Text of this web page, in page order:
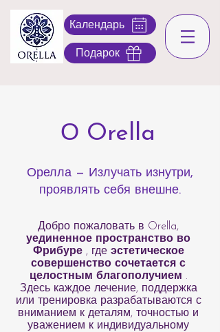
Календарь
Подарок
О Orella
Орелла — Излучать изнутри,
проявлять себя внешне.
Добро пожаловать в Orella,
уединенное пространство во
Фрибуре, где эстетическое
совершенство сочетается с
целостным благополучием .
Здесь каждое лечение, поддержка
или тренировка разрабатываются с
вниманием к деталям, точностью и
уважением к индивидуальному